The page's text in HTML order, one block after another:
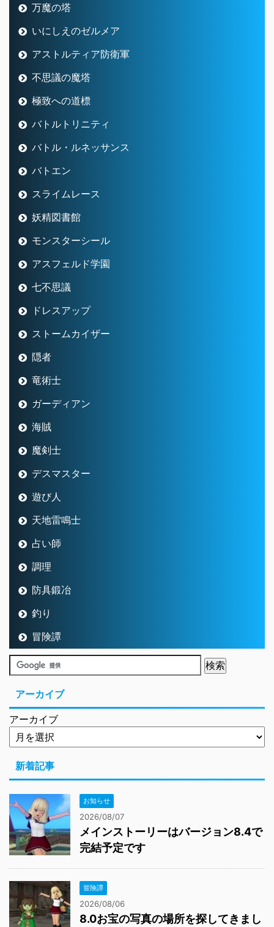
万魔の塔
いにしえのゼルメア
アストルティア防衛軍
不思議の魔塔
極致への道標
バトルトリニティ
バトル・ルネッサンス
バトエン
スライムレース
妖精図書館
モンスターシール
アスフェルド学園
七不思議
ドレスアップ
ストームカイザー
隠者
竜術士
ガーディアン
海賊
魔剣士
デスマスター
遊び人
天地雷鳴士
占い師
調理
防具鍛冶
釣り
冒険譚
アーカイブ
アーカイブ
新着記事
お知らせ
2026/08/07
メインストーリーはバージョン8.4で
完結予定です
冒険譚
2026/08/06
8.0お宝の写真の場所を探してきまし